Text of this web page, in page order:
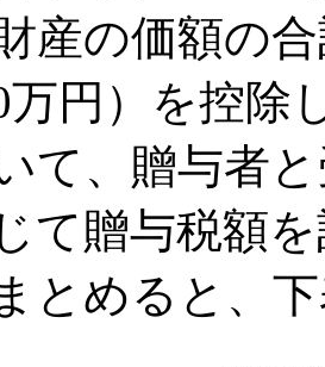
産の価額の
万円）を控除
て、贈与者
て贈与税額
とめると、